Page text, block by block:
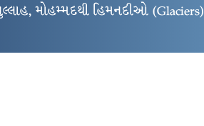
મોહમ્મદથી હિમનદીઓ (Glaciers)